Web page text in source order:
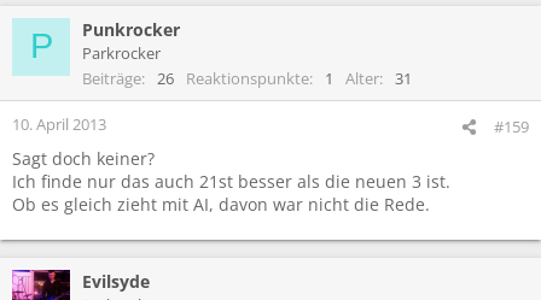
P Punkrocker
Parkrocker
Beiträge
26 Reaktionspunkte 1 Alter 31
10. April 2013 #159
Sagt doch keiner?
Ich finde nur das auch 21st besser als die neuen 3 ist.
Ob es gleich zieht mit AI, davon war nicht die Rede.
Evilsyde